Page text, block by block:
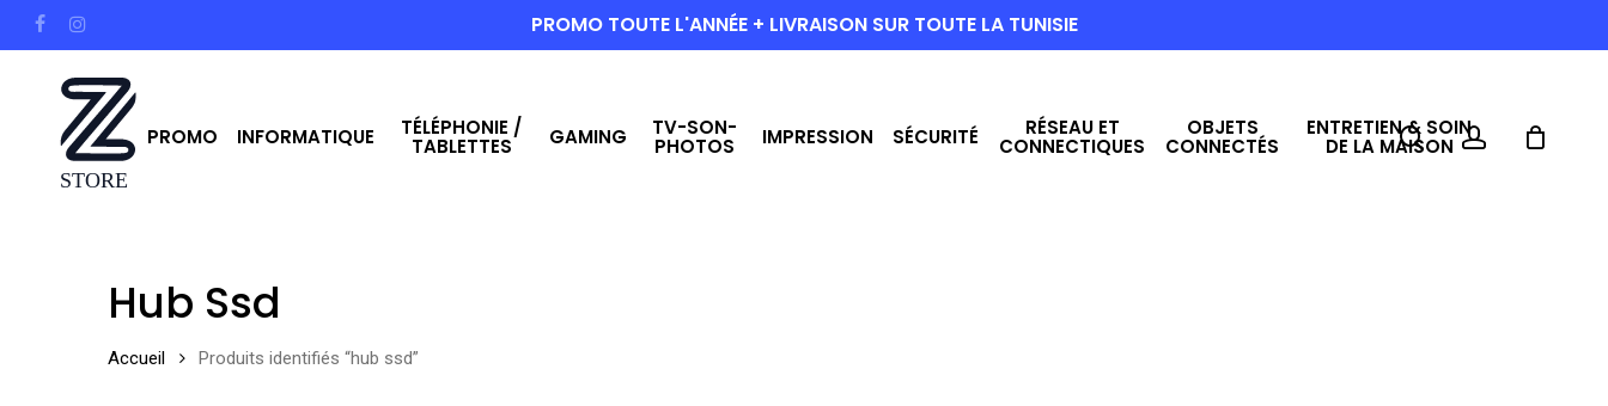
to
facebookinstagram PROMO TOUTE L'ANNÉE + LIVRAISON SUR TOUTE LA TUNISIE
PROMO INFORMATIQUE TÉLÉPHONIE /
TABLETTES GAMING TV-SON-
PHOTOS IMPRESSION SÉCURITÉ RÉSEAU ET
CONNECTIQUES
OBJETS
CONNECTÉS
ENTRETIEN & SOIN
DE LA MAISONsearchaccount
Hub Ssd
Accueil Produits identifiés “hub ssd”